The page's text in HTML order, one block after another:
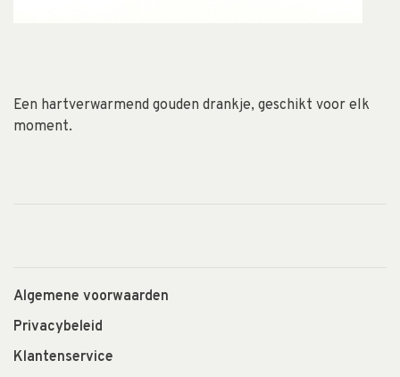
Een hartverwarmend gouden drankje, geschikt voor elk
moment.
Algemene voorwaarden
Privacybeleid
Klantenservice